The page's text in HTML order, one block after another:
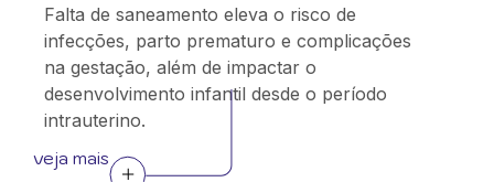
Falta de saneamento eleva o risco de
infecções, parto prematuro e complicações
na gestação, além de impactar o
desenvolvimento infantil desde o período
intrauterino.
veja mais